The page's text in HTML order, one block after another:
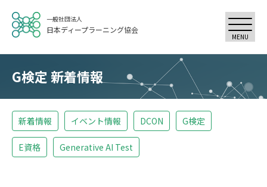
一般社団法人
日本ディープラーニング協会
MENU
G検定 新着情報
新着情報 イベント情報 DCON G検定
E資格 Generative AI Test